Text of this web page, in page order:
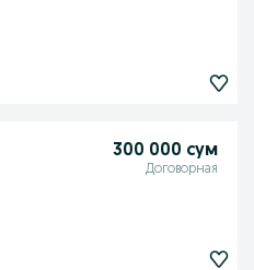
300 000 сум
Договорная